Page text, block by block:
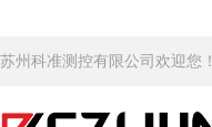
苏州科准测控有限公司欢迎您！